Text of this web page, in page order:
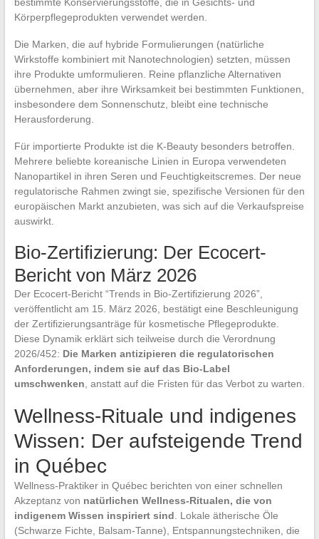
Körperpflegeprodukten verwendet werden.
Die Marken, die auf hybride Formulierungen (natürliche
Wirkstoffe kombiniert mit Nanotechnologien) setzten, müssen
ihre Produkte umformulieren. Reine pflanzliche Alternativen
übernehmen, aber ihre Wirksamkeit bei bestimmten Funktionen,
insbesondere dem Sonnenschutz, bleibt eine technische
Herausforderung.
Für importierte Produkte ist die K-Beauty besonders betroffen.
Mehrere beliebte koreanische Linien in Europa verwendeten
Nanopartikel in ihren Seren und Feuchtigkeitscremes. Der neue
regulatorische Rahmen zwingt sie, spezifische Versionen für den
europäischen Markt anzubieten, was sich auf die Verkaufspreise
auswirkt.
Bio-Zertifizierung: Der Ecocert-
Bericht von März 2026
Der Ecocert-Bericht “Trends in Bio-Zertifizierung 2026”,
veröffentlicht am 15. März 2026, bestätigt eine Beschleunigung
der Zertifizierungsanträge für kosmetische Pflegeprodukte.
Diese Dynamik erklärt sich teilweise durch die Verordnung
2026/452: Die Marken antizipieren die regulatorischen
Anforderungen, indem sie auf das Bio-Label
umschwenken , anstatt auf die Fristen für das Verbot zu warten.
Wellness-Rituale und indigenes
Wissen: Der aufsteigende Trend
in Québec
Wellness-Praktiker in Québec berichten von einer schnellen
Akzeptanz von natürlichen Wellness-Ritualen, die von
indigenem Wissen inspiriert sind . Lokale ätherische Öle
(Schwarze Fichte, Balsam-Tanne), Entspannungstechniken, die